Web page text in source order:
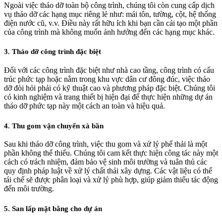
Ngoài việc tháo dỡ toàn bộ công trình, chúng tôi còn cung cấp dịch
vụ tháo dỡ các hạng mục riêng lẻ như: mái tôn, tường, cột, hệ thống
điện nước cũ, v.v. Điều này rất hữu ích khi bạn cần cải tạo một phần
của công trình mà không muốn ảnh hưởng đến các hạng mục khác.
3. Tháo dỡ công trình đặc biệt
Đối với các công trình đặc biệt như nhà cao tầng, công trình có cấu
trúc phức tạp hoặc nằm trong khu vực dân cư đông đúc, việc tháo
dỡ đòi hỏi phải có kỹ thuật cao và phương pháp đặc biệt. Chúng tôi
có kinh nghiệm và trang thiết bị hiện đại để thực hiện những dự án
tháo dỡ phức tạp này một cách an toàn và hiệu quả.
4. Thu gom vận chuyển xà bần
Sau khi tháo dỡ công trình, việc thu gom và xử lý phế thải là một
phần không thể thiếu. Chúng tôi cam kết thực hiện công tác này một
cách có trách nhiệm, đảm bảo vệ sinh môi trường và tuân thủ các
quy định pháp luật về xử lý chất thải xây dựng. Các vật liệu có thể
tái chế sẽ được phân loại và xử lý phù hợp, giúp giảm thiểu tác động
đến môi trường.
5. San lấp mặt bằng cho dự án